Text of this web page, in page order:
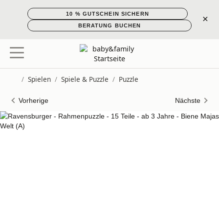
10 % GUTSCHEIN SICHERN
BERATUNG BUCHEN
×
/ Spielen / Spiele & Puzzle / Puzzle
Vorherige Nächste